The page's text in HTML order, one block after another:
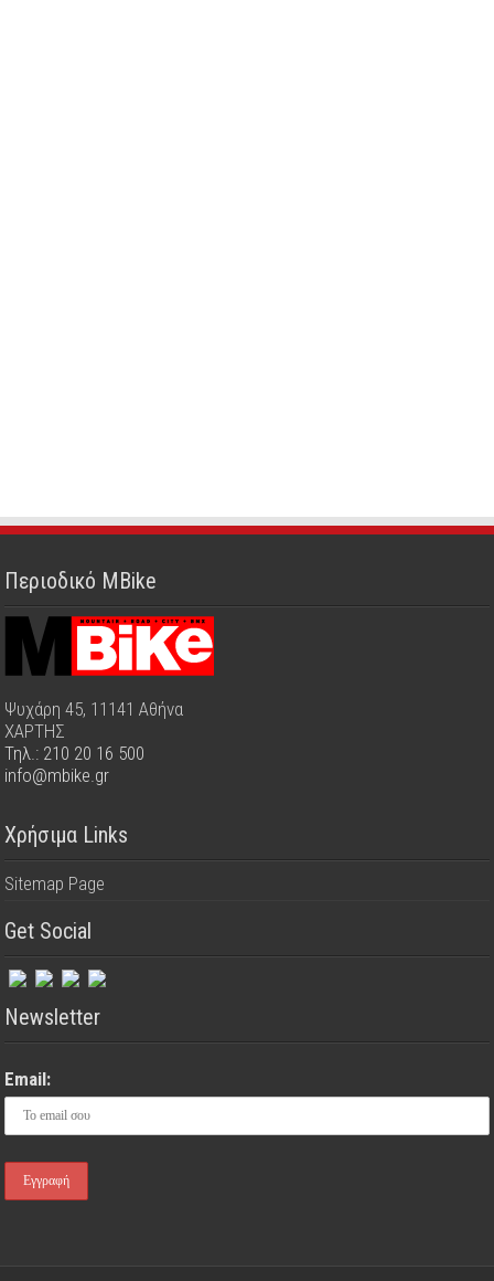
Περιοδικό MBike
Ψυχάρη 45, 11141 Αθήνα
ΧΑΡΤΗΣ
Τηλ.: 210 20 16 500
info@mbike.gr
Χρήσιμα Links
Sitemap Page
Get Social
Newsletter
Email: